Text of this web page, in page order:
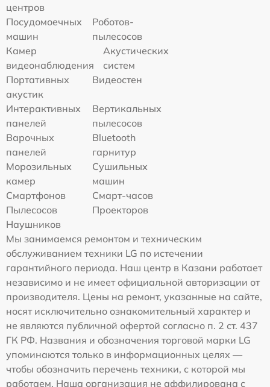
центров
Посудомоечных
машин
Роботов-
пылесосов
Камер
видеонаблюдения
Акустических
систем
Портативных
акустик
Видеостен
Интерактивных
панелей
Вертикальных
пылесосов
Варочных
панелей
Bluetooth
гарнитур
Морозильных
камер
Сушильных
машин
Смартфонов
Смарт-часов
Пылесосов
Проекторов
Наушников
Мы занимаемся ремонтом и техническим
обслуживанием техники LG по истечении
гарантийного периода. Наш центр в Казани работает
независимо и не имеет официальной авторизации от
производителя. Цены на ремонт, указанные на сайте,
носят исключительно ознакомительный характер и
не являются публичной офертой согласно п. 2 ст. 437
ГК РФ. Названия и обозначения торговой марки LG
упоминаются только в информационных целях —
чтобы обозначить перечень техники, с которой мы
работаем. Наша организация не аффилирована с